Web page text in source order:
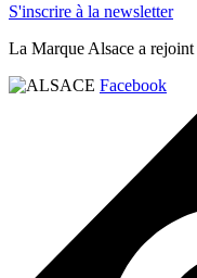
S'inscrire à la newsletter
La Marque Alsace a rejoint
Facebook